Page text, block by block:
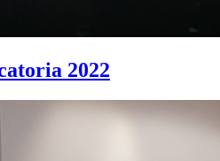
2022